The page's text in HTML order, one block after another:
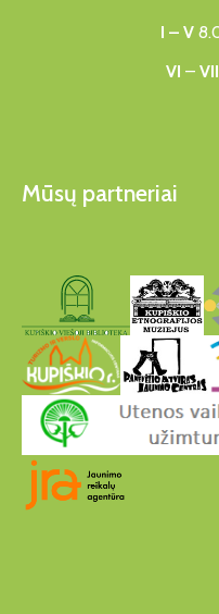
I – V
VI – VII
Mūsų partneriai